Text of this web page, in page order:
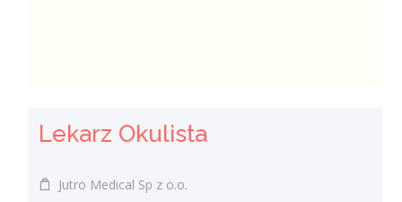
Lekarz Okulista
Jutro Medical Sp z o.o.